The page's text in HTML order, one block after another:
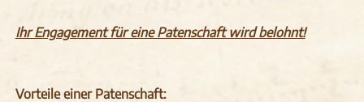
Ihr Engagement für eine Patenschaft wird belohnt!
Vorteile einer Patenschaft: